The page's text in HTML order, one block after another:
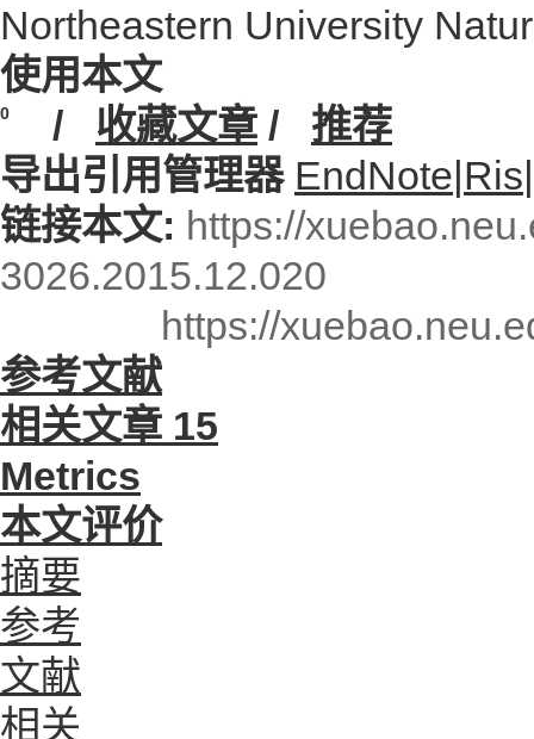
Northeastern University
使用本文
0 / 收藏文章 / 推荐
导出引用管理器 EndNote Ris
链接本文: https://
3026.2015.12.020
https://
参考文献
相关文章 15
Metrics
本文评价
摘要
参考
文献
相关